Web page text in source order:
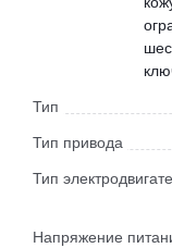
Тип
Тип привода
Тип
Напряжение